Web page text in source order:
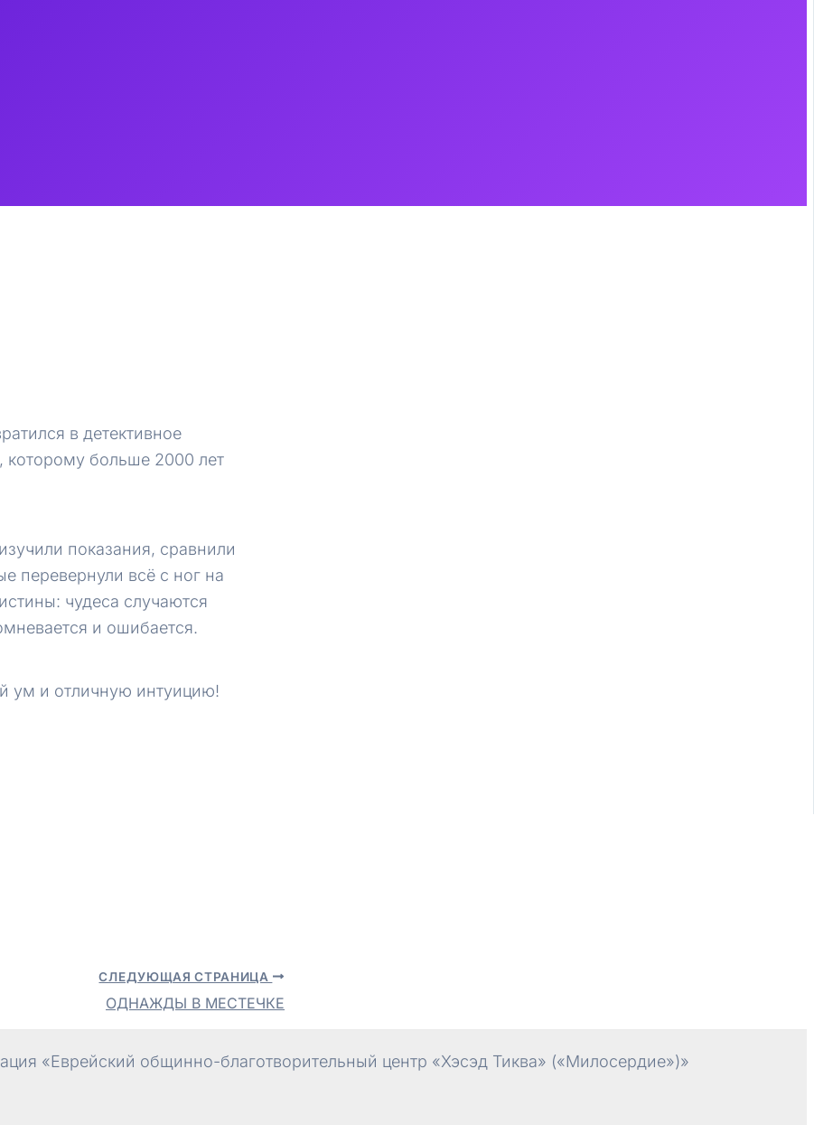
в детективное
больше 2000 лет
показания, сравнили
перевернули всё с ног на
чудеса случаются
и ошибается.
ум и отличную интуицию!
СЛЕДУЮЩАЯ СТРАНИЦА
ОДНАЖДЫ В МЕСТЕЧКЕ
«Еврейский общинно-благотворительный центр «Хэсэд Тиква» («Милосердие»)»